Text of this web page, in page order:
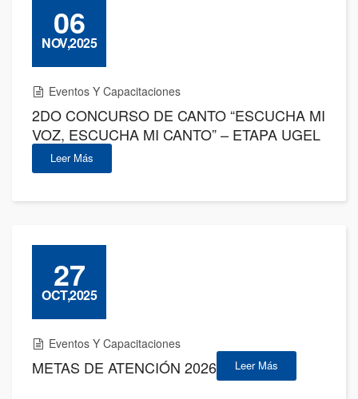
06
NOV,2025
Eventos Y Capacitaciones
2DO CONCURSO DE CANTO “ESCUCHA MI
VOZ, ESCUCHA MI CANTO” – ETAPA UGEL
Leer Más
27
OCT,2025
Eventos Y Capacitaciones
METAS DE ATENCIÓN 2026 Leer Más